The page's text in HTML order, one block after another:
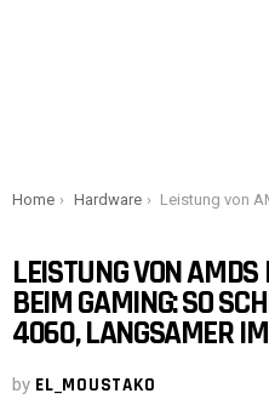
You are here:
Home Hardware Leistung von AMDs Radeon RX 7600M XT beim Gaming: So schnell wie die RTX 4060,
LEISTUNG VON
BEIM GAMING: SO
4060, LANGSAMER
by EL_MOUSTAKO